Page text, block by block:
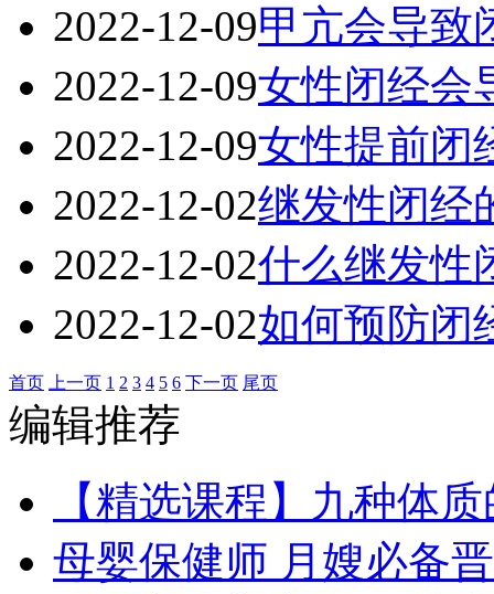
2022-12-09甲亢会导致
2022-12-09女性闭经会
2022-12-09女性提前闭
2022-12-02继发性闭经
2022-12-02什么继发性
2022-12-02如何预防闭
首页 上一页 1 2 3 4 5 6 下一页 尾页
编辑推荐
【精选课程】九种体
母婴保健师 月嫂必备